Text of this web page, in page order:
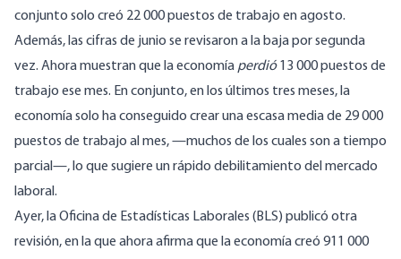
conjunto solo creó 22 000 puestos de trabajo en agosto.
Además, las cifras de junio se revisaron a la baja por segunda
vez. Ahora muestran que la economía perdió13 000 puestos de
trabajo ese mes. En conjunto, en los últimos tres meses, la
economía solo haconseguido crearuna escasa media de 29 000
puestos de trabajo al mes, —muchos de los cuales son a tiempo
parcial—, lo que sugiere un rápido debilitamiento del mercado
laboral.
Ayer, la Oficina de Estadísticas Laborales (BLS) publicó otra
revisión, en la que ahora afirma que la economía creó 911 000